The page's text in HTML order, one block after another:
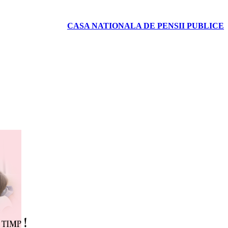
CASA NATIONALA DE PENSII PUBLICE